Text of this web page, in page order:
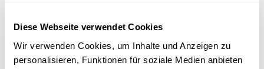
Diese Webseite verwendet Cookies
Wir verwenden Cookies, um Inhalte und Anzeigen zu
personalisieren, Funktionen für soziale Medien anbieten
dass von 100 Geimpften, die mit dem Virus in
Kontakt kommen, im Durchschnitt etwa 70 vor einer
Erkrankung geschützt sind.In anderen Worten: Wäre